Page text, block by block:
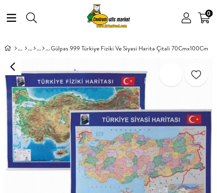
0
Gülpas 999 Türkiye Fiziki Ve Siyasi Harita Çitali 70Cmx100Cm